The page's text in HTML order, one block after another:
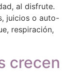
al disfrute.
juicios o auto-
respiración,
crecen